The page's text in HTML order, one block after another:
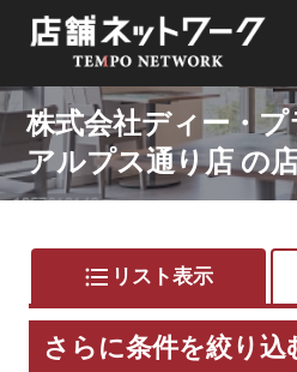
株式会社ディー・
アルプス通り店 の
format_list_bulleted リスト表示
さらに条件を絞り込